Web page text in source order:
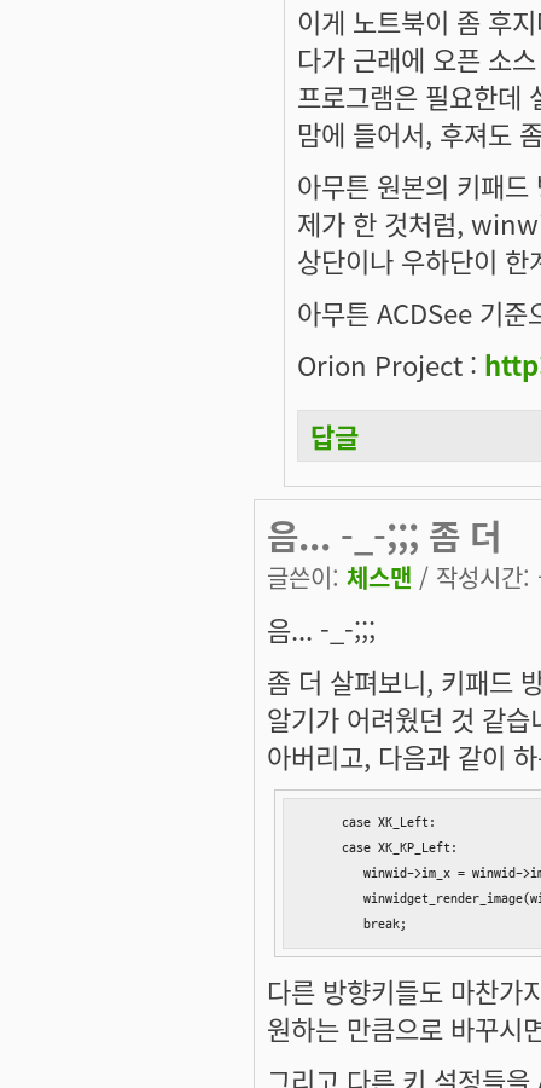
이게 노트북이 좀 후
다가 근래에 오픈 소
프로그램은 필요한데
맘에 들어서, 후져도
아무튼 원본의 키패
제가 한 것처럼,
상단이나 우하단이
아무튼 ACDSee 기준
Orion Project :
답글
음... -_-;;; 좀 더
글쓴이: 체스맨 / 작성시간
음... -_-;;;
좀 더 살펴보니, 키패드
알기가 어려웠던 것 같
아버리고, 다음과 같이
     case XK_Left:
     case XK_KP_Left:
winwid->im_x = winwid-
        break;
다른 방향키들도 마찬가
원하는 만큼으로 바꾸시
그리고 다른 키 설정들